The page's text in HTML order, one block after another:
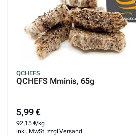
Joy & Toy Kronch
QCHEFS
QCHEFS Mminis, 65g
5,99 €
92,15 €/kg
inkl. MwSt. zzgl.Versand